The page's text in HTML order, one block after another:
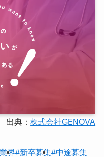
出典：株式会社GENOVA
界#新卒募集#中途募集